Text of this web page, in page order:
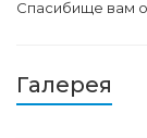
Спасибище вам
Галерея